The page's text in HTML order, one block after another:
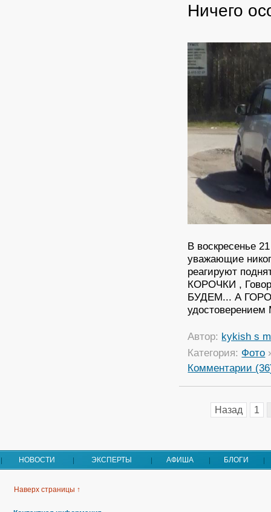
Ничего
В воскресенье
уважающие
реагируют
КОРОЧКИ ,
БУДЕМ... А
Автор: kykish s
Категория: Фото
Комментарии
Назад 1
НОВОСТИ ЭКСПЕРТЫ АФИША БЛОГИ
Наверх страницы ↑